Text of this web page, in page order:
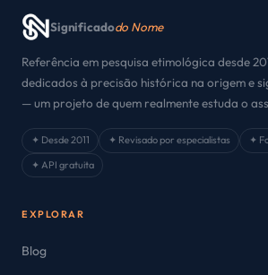
Significadodo Nome
Referência em pesquisa etimológica desde
dedicados à precisão histórica na origem e
— um projeto de quem realmente estuda o
✦ Desde 2011 ✦ Revisado por especialistas
✦
✦ API gratuita
EXPLORAR
Blog